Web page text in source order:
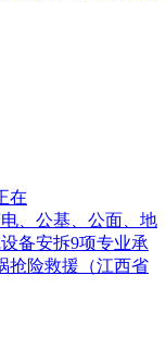
在
、公基、公面、地
备安拆9项专业承
抢险救援（江西省